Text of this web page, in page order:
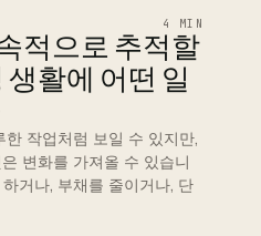
4 MIN
적으로 추적할
활에 어떤 일
작업처럼 보일 수 있지만,
변화를 가져올 수 있습니
거나, 부채를 줄이거나, 단